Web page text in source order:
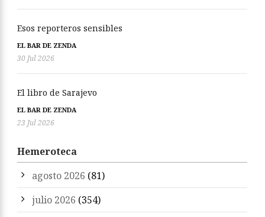
Esos reporteros sensibles
EL BAR DE ZENDA
30 Jul 2026
El libro de Sarajevo
EL BAR DE ZENDA
23 Jul 2026
Hemeroteca
agosto 2026 (81)
julio 2026 (354)